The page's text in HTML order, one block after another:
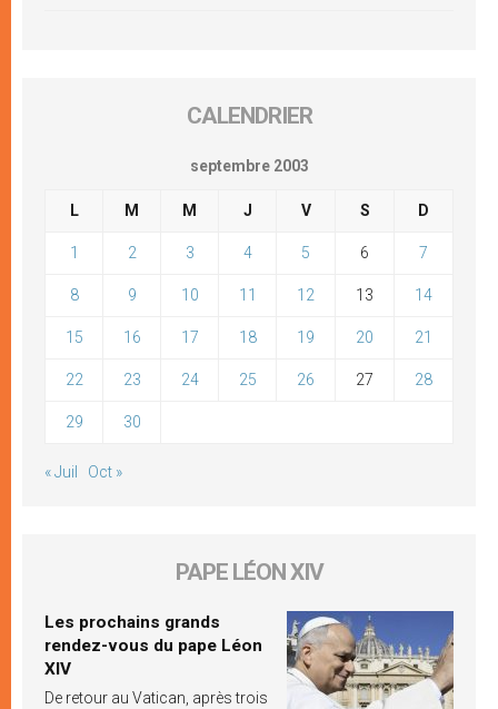
CALENDRIER
septembre 2003
L M M J V S D
1 2 3 4 5 6 7
8 9 10 11 12 13 14
15 16 17 18 19 20 21
22 23 24 25 26 27 28
29 30
« Juil Oct »
PAPE LÉON XIV
Les prochains grands
rendez-vous du pape Léon
XIV
De retour au Vatican, après trois